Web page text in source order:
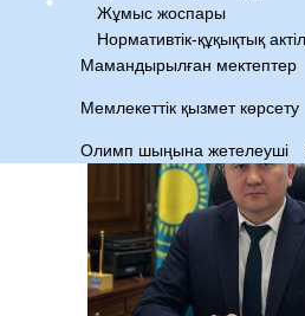
Жұмыс жоспары
Нормативтік-құқықтық
Мамандырылған мектептер
Мемлекеттік қызмет көрсету
Олимп шыңына жетелеуші